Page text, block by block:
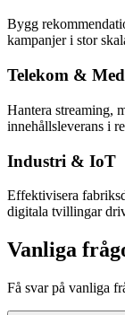
Bygg
kampanjer i stor
Telekom &
Hantera streaming,
innehållsleverans i
Industri & IoT
Effektivisera
digitala tvillingar
Vanliga
Få svar på vanliga